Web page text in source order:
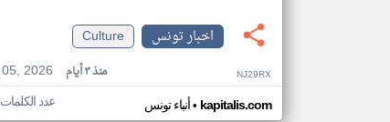
اخبار تونس
Culture
2026
منذ ٣ أيام NJ29RX
أنباء تونس• kapitalis.com عدد الكلمات: